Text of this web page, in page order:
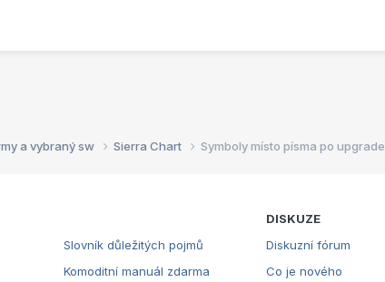
a vybraný sw Sierra Chart Symboly místo písma po upgrade
Slovník důležitých pojmů
Komoditní manuál zdarma
DISKUZE
Diskuzní fórum
Co je nového